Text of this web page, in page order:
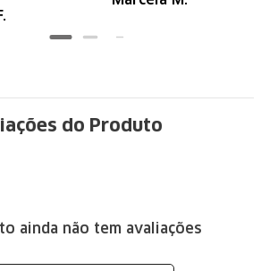
do Produto
ainda não tem avaliações